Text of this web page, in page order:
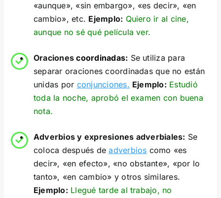
«aunque», «sin embargo», «es decir», «en
cambio», etc. Ejemplo: Quiero ir al cine,
aunque no sé qué película ver.
Oracionescoordinadas: Se utiliza para
separar oraciones coordinadas que no están
unidas por conjunciones. Ejemplo: Estudió
toda la noche, aprobó el examen con buena
nota.
Adverbios y expresiones adverbiales: Se
coloca después deadverbios como «es
decir», «en efecto», «no obstante», «por lo
tanto», «en cambio» y otros similares.
Ejemplo: Llegué tarde al trabajo, no